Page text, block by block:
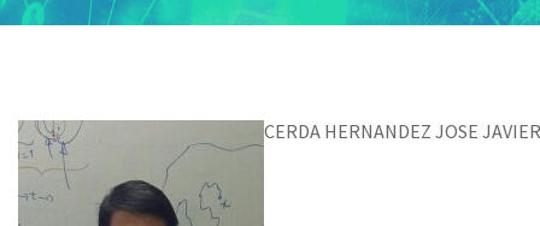
CERDA HERNANDEZ JOSE JAVIER